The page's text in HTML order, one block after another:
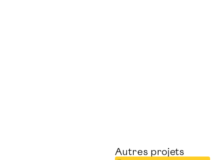
Autres projets